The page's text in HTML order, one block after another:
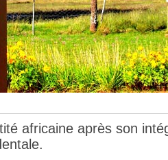
africaine après son